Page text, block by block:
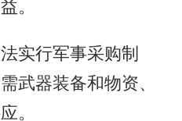
。
实行军事采购制
武器装备和物资、
。